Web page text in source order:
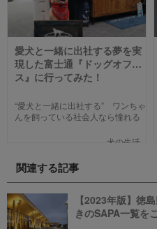
愛犬と一緒に出社する夢を実
現した富士通『ドッグオフィ
ス』に行ってみた！
“愛犬と一緒に出社する” ワンちゃ
んを飼っている社会人なら憧れる
そんな夢のような取り組みを富士
いました。富士通が愛犬家のため
にどんな取り組みをしているのか
新たに設立された【ドッグオフィ
ス】を取材してきました！
犬の生活
関連する記事
【2023年版】徳
きのSAPA一覧を